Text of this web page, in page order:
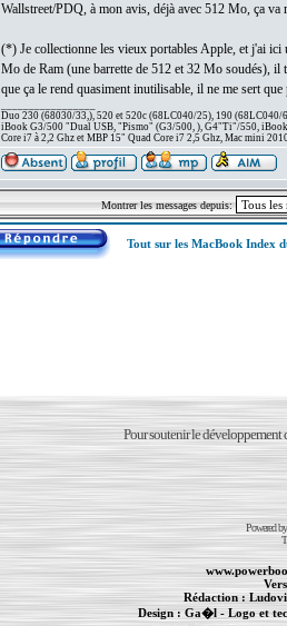
Wallstreet/PDQ, à mon avis, déjà avec 512 Mo, ça
(*) Je collectionne les vieux portables Apple, et j'ai
Mo de Ram (une barrette de 512 et 32 Mo soudés),
que ça le rend quasiment inutilisable, il ne me sert
Duo 230 (68030/33,), 520 et 520c (68LC040/25), 190 (68LC040/
iBook G3/500 "Dual USB, "Pismo" (G3/500, ), G4"Ti"/550,
Core i7 à 2,2 Ghz et MBP 15" Quad Core i7 2,5 Ghz, Mac mini
Montrer les messages depuis:
Tout sur les MacBook Index
Pour soutenir le développement
Powered
Rédaction :
Design : Ga�l- Logo et